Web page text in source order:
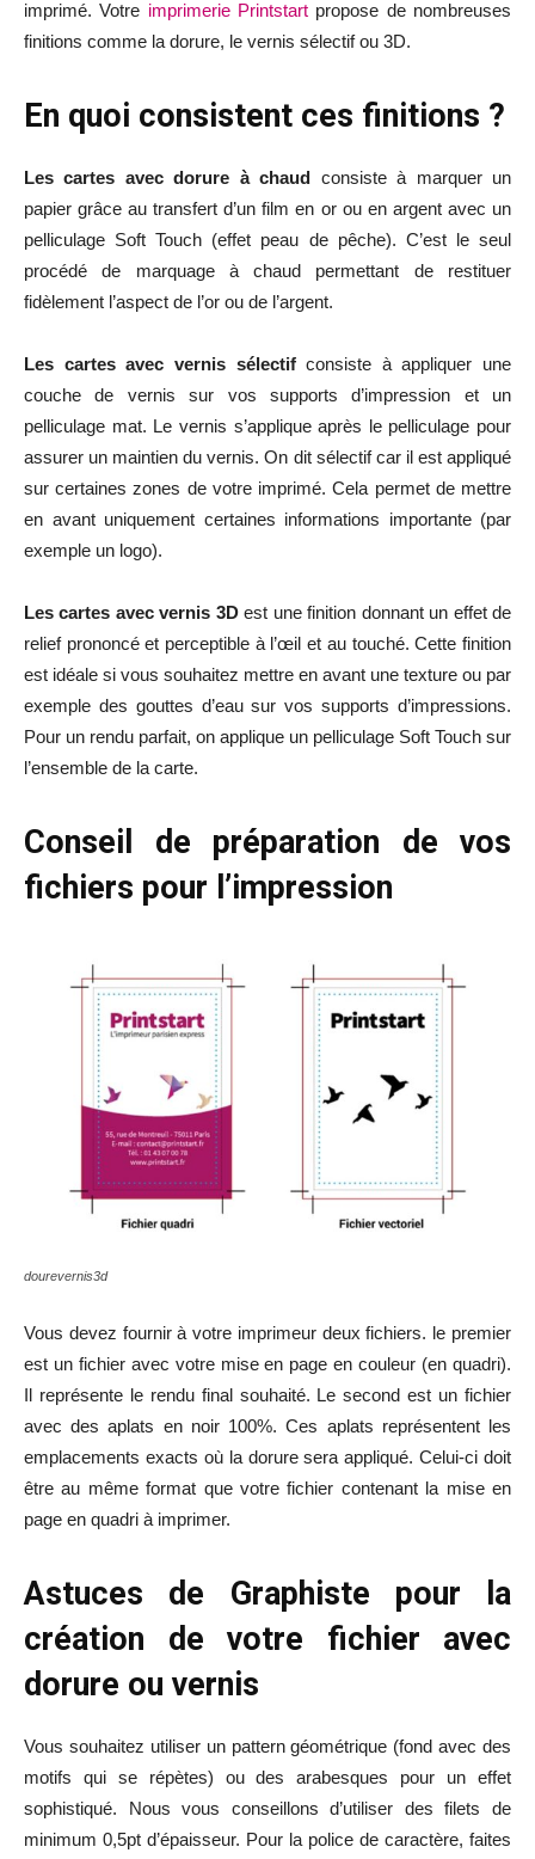
imprimé. Votre imprimerie Printstart propose de nombreuses
finitions comme la dorure, le vernis sélectif ou 3D.
En quoi consistent ces finitions ?
Les cartes avec dorure à chaud consiste à marquer un
papier grâce au transfert d’un film en or ou en argent avec un
pelliculage Soft Touch (effet peau de pêche). C’est le seul
procédé de marquage à chaud permettant de restituer
fidèlement l’aspect de l’or ou de l’argent.
Les cartes avec vernis sélectifconsiste à appliquer une
couche de vernis sur vos supports d’impression et un
pelliculage mat. Le vernis s’applique après le pelliculage pour
assurer un maintien du vernis. On dit sélectif car il est appliqué
sur certaines zones de votre imprimé. Cela permet de mettre
en avant uniquement certaines informations importante (par
exemple un logo).
Les cartes avec vernis 3Dest une finition donnant un effet de
relief prononcé et perceptible à l’œil et au touché. Cette finition
est idéale si vous souhaitez mettre en avant une texture ou par
exemple des gouttes d’eau sur vos supports d’impressions.
Pour un rendu parfait, on applique un pelliculage Soft Touch sur
l’ensemble de la carte.
Conseil
de préparation de vos
fichiers pour l’impression
dourevernis3d
Vous devez fournir à votre imprimeur deux fichiers. le premier
est un fichier avec votre mise en page en couleur (en quadri).
Il représente le rendu final souhaité. Le second est un fichier
avec des aplats en noir 100%. Ces aplats représentent les
emplacements exacts où la dorure sera appliqué. Celui-ci doit
être au même format que votre fichier contenant la mise en
page en quadri à imprimer.
Astuces de Graphiste pour la
création de votre fichier avec
dorure ou vernis
Vous souhaitez utiliser un pattern géométrique (fond avec des
motifs qui se répètes) ou des arabesques pour un effet
sophistiqué. Nous vous conseillons d’utiliser des filets de
minimum 0,5pt d’épaisseur. Pour la police de caractère, faites